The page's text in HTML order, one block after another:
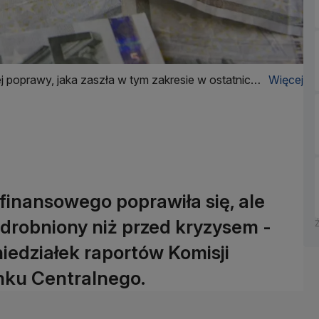
jaka zaszła w tym zakresie w ostatnich
Więcej
poprawiła się, ale
niż przed kryzysem -
raportów Komisji
Centralnego.